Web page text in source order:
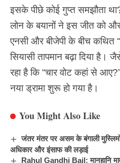
इसके पीछे कोई गुप्त समझौता
लोन के बयानों ने इस जीत को और
एनसी और बीजेपी के बीच कथित
सियासी तापमान बढ़ा दिया है।
रहा है कि “चार वोट कहां से
नया ड्रामा शुरू हो गया है।
You Might Also Like
जंतर मंतर पर असम के बंगाली मुस्लिमों
अधिकार और इंसाफ की लड़ाई
Rahul Gandhi Bail: मानहानि